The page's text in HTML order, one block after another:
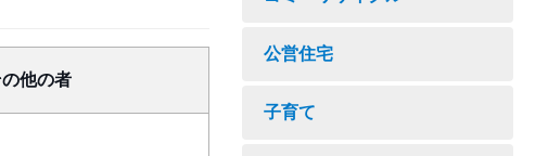
の他の者
公営住宅
子育て